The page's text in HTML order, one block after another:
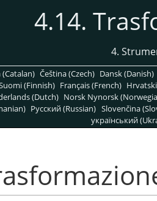
4.14.
4.
(Catalan) Čeština (Czech) Dansk (Danish)
(Finnish) Français (French)
(Dutch) Norsk Nynorsk
Pусский (Russian) Slovenčina
український